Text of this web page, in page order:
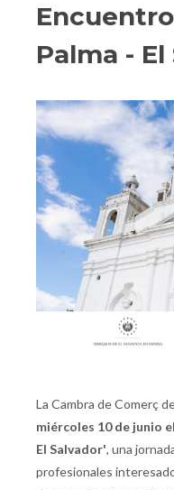
Palma -
La Cambra de Comerç
miércoles 10 de junio
El Salvador', una
profesionales